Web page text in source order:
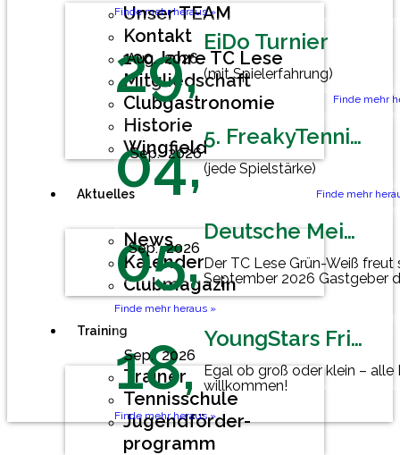
Unser TEAM
Kontakt
100 Jahre TC Lese
Mitgliedschaft
Clubgastronomie
Historie
Wingfield
Aktuelles
News
Kalender
Clubmagazin
Training
Trainer
Tennisschule
Jugendförder-
programm
Finde mehr heraus »
Aug.
29,
2026
EiDo Turnier
(mit Spielerfahrung)
Finde mehr
Sep.
04,
2026
5. FreakyTennisFriday
(jede Spielstärke)
Finde mehr
Sep.
05,
2026
Deutsche Meisterschaft Herren 60
Der TC Lese Grün-Weiß
September 2026 Gastgeber
Mannschaftsmeisterschaft
Finde mehr heraus »
Sep.
18,
2026
YoungStars Friday
Egal ob groß oder klein –
willkommen!
Finde mehr heraus »